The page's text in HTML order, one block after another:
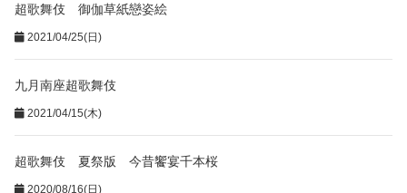
超歌舞伎 御伽草紙戀姿絵
2021/04/25(日)
九月南座超歌舞伎
2021/04/15(木)
超歌舞伎 夏祭版 今昔饗宴千本桜
2020/08/16(日)